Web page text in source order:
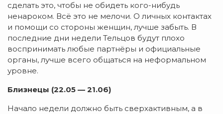
сделать это, чтобы не обидеть кого-нибудь
ненароком. Всё это не мелочи. О личных контактах
и помощи со стороны женщин, лучше забыть. В
последние дни недели Тельцов будут плохо
воспринимать любые партнёры и официальные
органы, лучше всего общаться на неформальном
уровне.
Близнецы (22.05 — 21.06)
Начало недели должно быть сверхактивным, а в